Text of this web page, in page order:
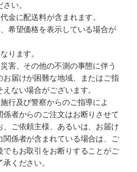
い。
金に配送料が含まれます。
希望価格を表示している場合が
ります。
害、その他の不測の事態に伴う
届けが困難な地域、またはご指
ない場合がございます。
行及び警察からのご指導によ
係者からのご注文はお断りさせて
、ご依頼主様、あるいは、お届け
関係者が含まれている場合は、ご
でもお取引をお断りすることがご
ください。